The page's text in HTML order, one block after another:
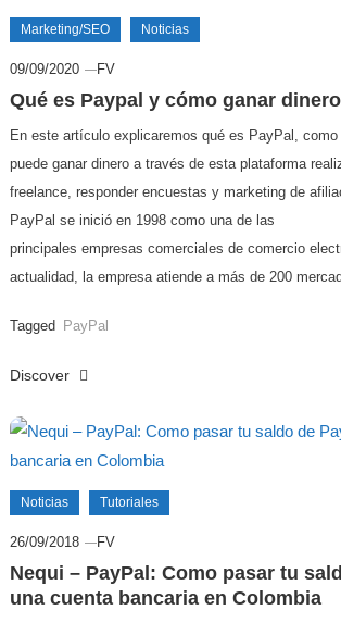
Marketing/SEO Noticias
09/09/2020 FV
Qué es Paypal y cómo ganar dinero
En este artículo explicaremos qué es PayPal,
puede ganar dinero a través de esta plataforma
freelance, responder encuestas y marketing de
PayPal se inició en 1998 como una de las
principales empresas comerciales de comercio
actualidad, la empresa atiende a más de 200
Tagged PayPal
Discover
Noticias Tutoriales
26/09/2018 FV
Nequi – PayPal: Como pasar tu
una cuenta bancaria en Colombia